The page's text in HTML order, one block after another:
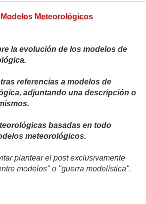
Meteorológicos
la evolución de los modelos de
referencias a modelos de
adjuntando una descripción o
basadas en todo
meteorológicos.
plantear el post exclusivamente
modelos" o "guerra modelística".